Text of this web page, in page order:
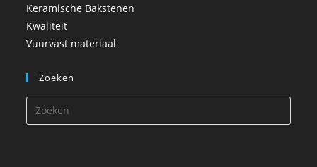
Keramische Bakstenen
Kwaliteit
Vuurvast materiaal
Zoeken
op